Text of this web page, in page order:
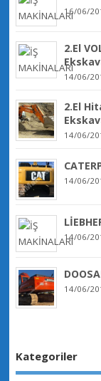
16/06/
2.El
14/06/
2.El
14/06/
14/06/
14/06/
14/06/
Kategoriler